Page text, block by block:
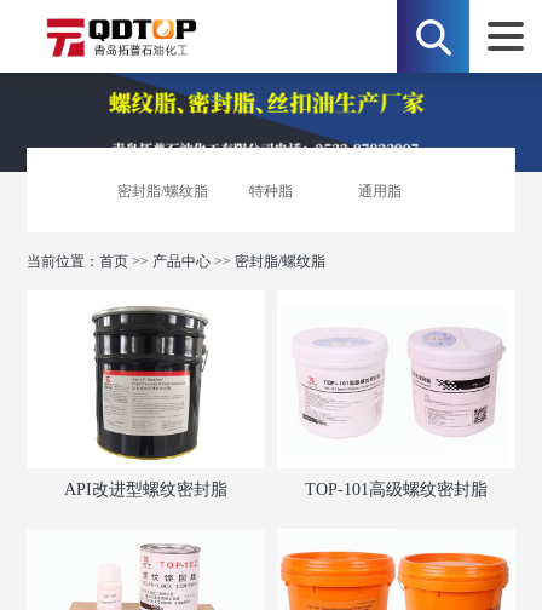
密封脂/螺纹脂 特种脂 通用脂
当前位置：首页 >> 产品中心 >>密封脂/螺纹脂
API改进型螺纹密封脂 TOP-101高级螺纹密封脂